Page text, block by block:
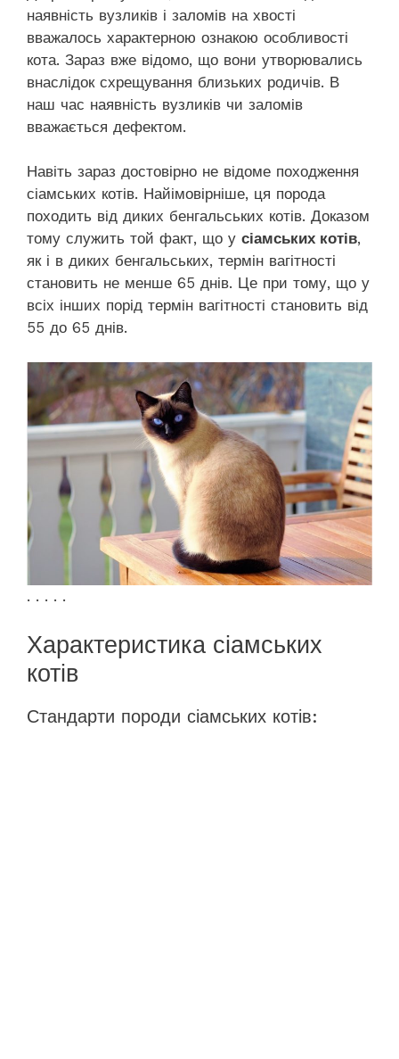
наявність вузликів і заломів на хвості
вважалось характерною ознакою особливості
кота. Зараз вже відомо, що вони утворювались
внаслідок схрещування близьких родичів. В
наш час наявність вузликів чи заломів
вважається дефектом.
Навіть зараз достовірно не відоме походження
сіамських котів. Найімовірніше, ця порода
походить від диких бенгальських котів. Доказом
тому служить той факт, що у сіамських котів,
як і в диких бенгальських, термін вагітності
становить не менше 65 днів. Це при тому, що у
всіх інших порід термін вагітності становить від
55 до 65 днів.
. . . . .
Характеристика сіамських
котів
Стандарти породи сіамських котів: